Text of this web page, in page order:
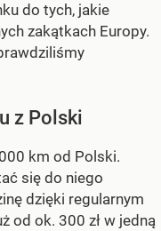
do tych, jakie
zakątkach Europy.
z Polski
km od Polski.
się do niego
dzięki regularnym
od ok. 300 zł w jedną